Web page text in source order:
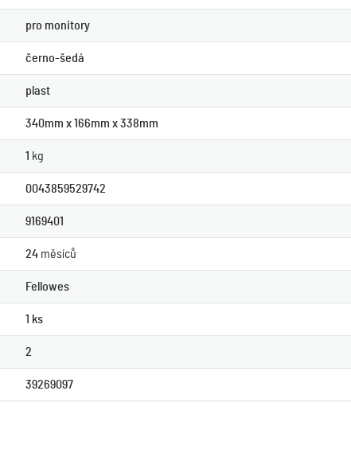
pro monitory
černo-šedá
plast
340mm x 166mm x 338mm
1 kg
0043859529742
9169401
24 měsíců
Fellowes
1 ks
2
39269097